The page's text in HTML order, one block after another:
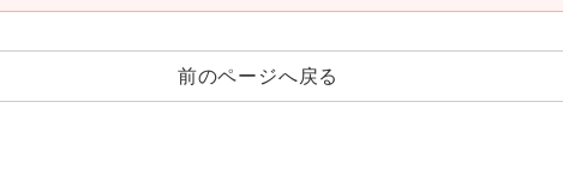
前のページへ戻る